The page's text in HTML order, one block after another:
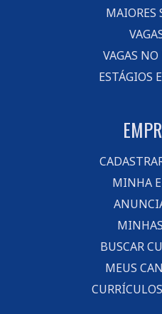
MAIORES
VAGAS
ESTÁGIOS
MINHA
BUSCAR
MEUS